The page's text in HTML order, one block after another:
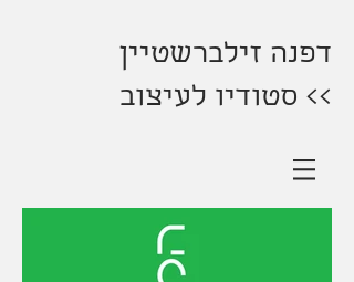
דפנה זילברשטיין
>> סטודיו לעיצוב